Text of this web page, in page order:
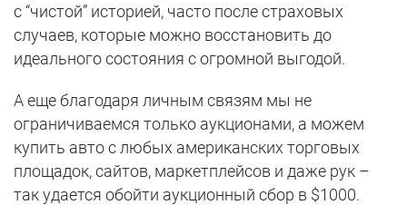
с “чистой” историей, часто после страховых
случаев, которые можно восстановить до
идеального состояния с огромной выгодой.
А еще благодаря личным связям мы не
ограничиваемся только аукционами, а можем
купить авто с любых американских торговых
площадок, сайтов, маркетплейсов и даже рук –
так удается обойти аукционный сбор в $1000.